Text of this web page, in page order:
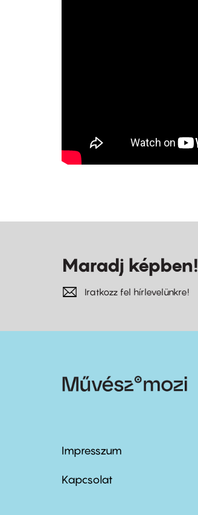
Maradj képben!
Iratkozz fel hírlevelünkre!
Footer
menu
Impresszum
Kapcsolat